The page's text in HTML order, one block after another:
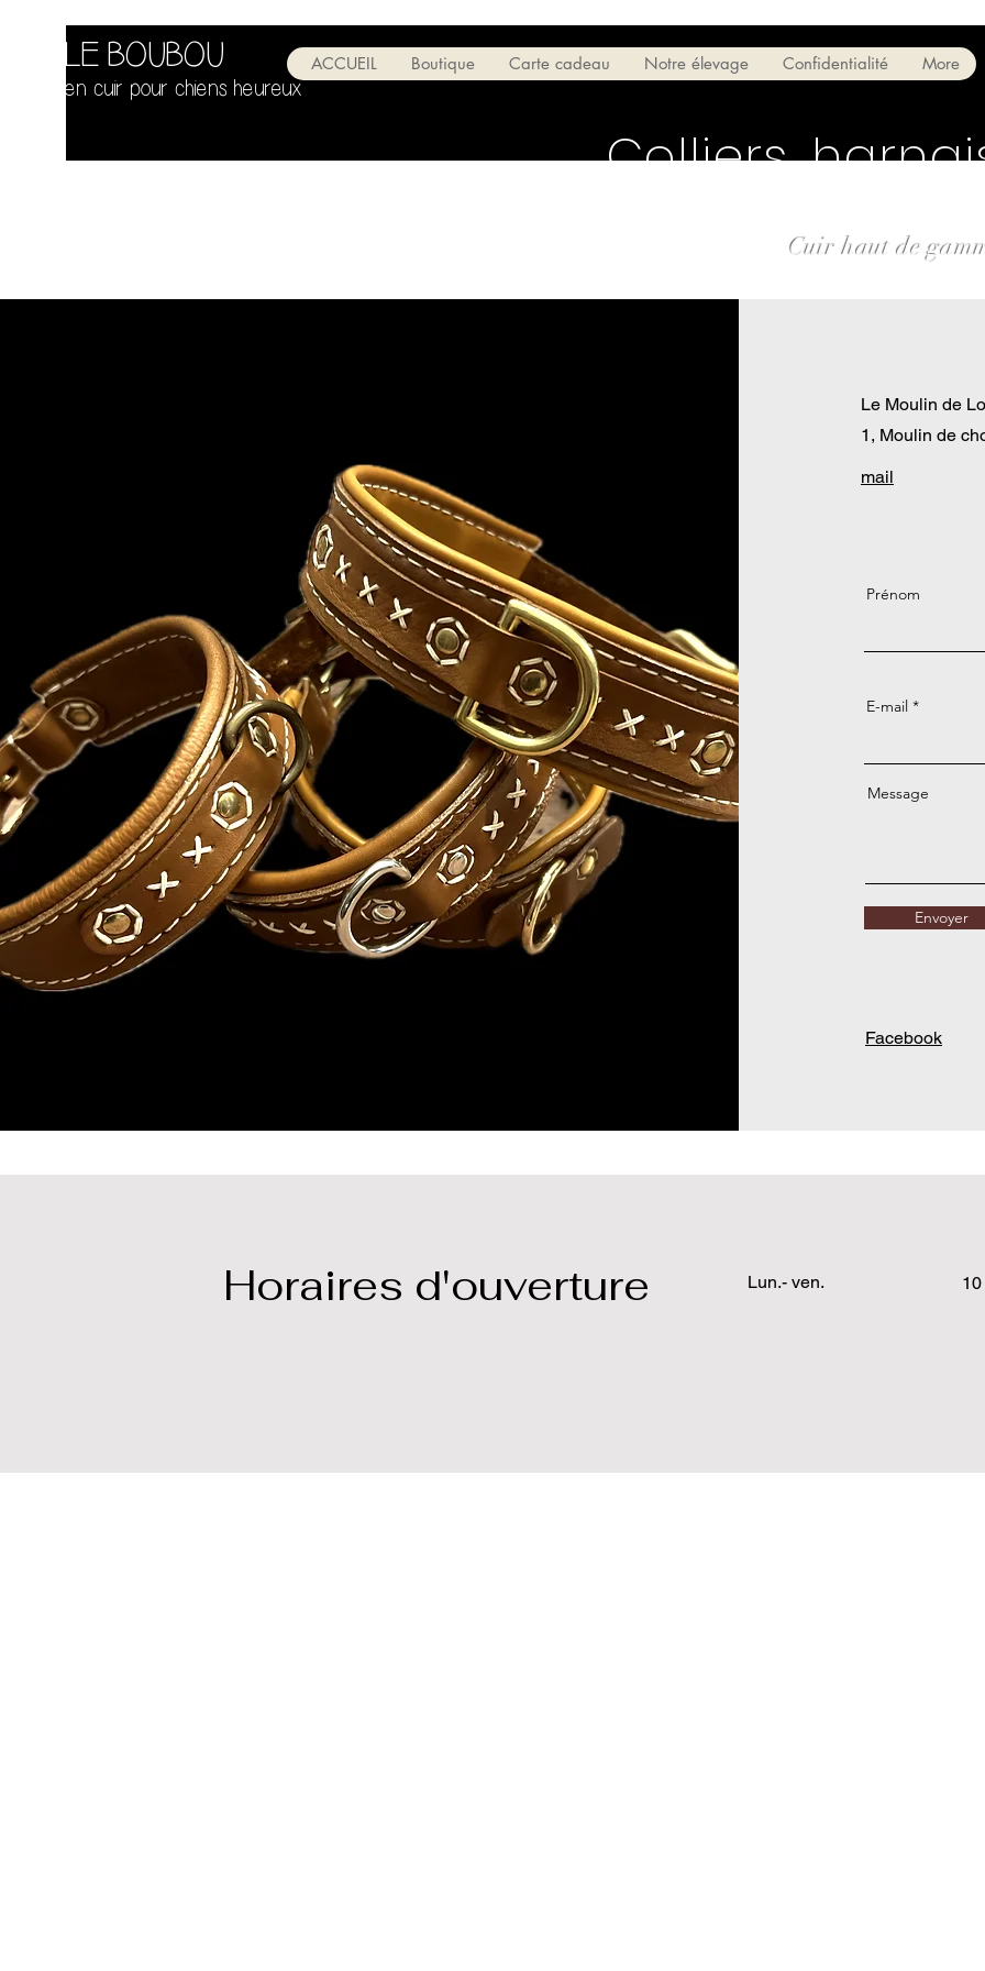
ACCUEIL Boutique Carte cadeau Notre élevage Confidentialité More
LITTLE BOUBOU
Colliers en cuir pour chiens heureux
Colliers,
Cuir haut de
Le Moulin de
1, Moulin de
mail
Prénom
E-mail
Message
Envoyer
Facebook
Horaires d'ouverture Lun.- ven.